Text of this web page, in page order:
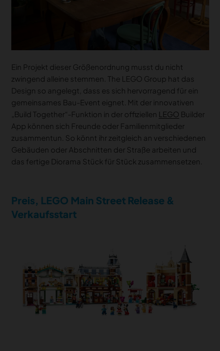
Ein Projekt dieser Größenordnung musst du nicht
zwingend alleine stemmen. The LEGO Group hat das
Design so angelegt, dass es sich hervorragend für ein
gemeinsames Bau-Event eignet. Mit der innovativen
„Build Together“-Funktion in der offiziellen
LEGO Builder
App können sich Freunde oder Familienmitglieder
zusammentun. So könnt ihr zeitgleich an verschiedenen
Gebäuden oder Abschnitten der Straße arbeiten und
das fertige Diorama Stück für Stück zusammensetzen.
Preis, LEGO Main Street Release &
Verkaufsstart